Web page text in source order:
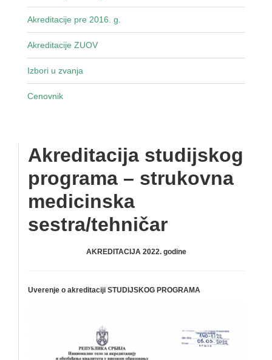
Akreditacije pre 2016. g.
Akreditacije ZUOV
Izbori u zvanja
Cenovnik
Akreditacija studijskog
programa – strukovna
medicinska
sestra/tehničar
AKREDITACIJA 2022. godine
Uverenje o akreditaciji STUDIJSKOG PROGRAMA